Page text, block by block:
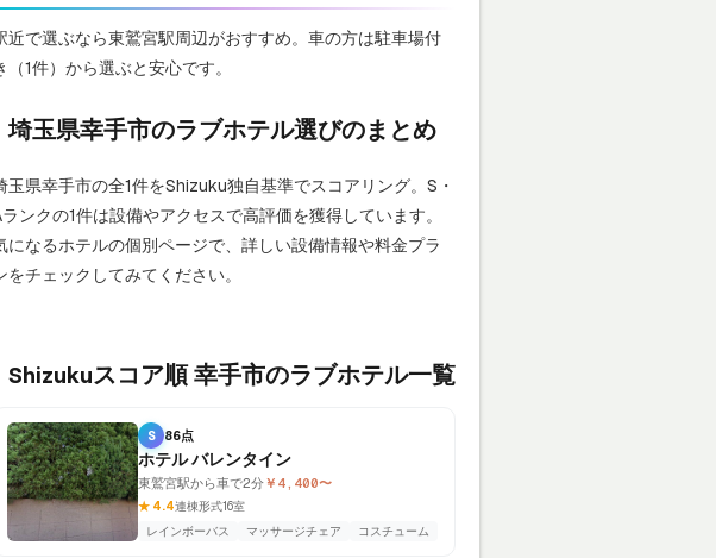
近で選ぶなら東鷲宮駅周辺がおすすめ。車の方は駐車場付
（1件）から選ぶと安心です。
埼玉県幸手市のラブホテル選びのまとめ
玉県幸手市の全1件をShizuku独自基準でスコアリング。S・
ンクの1件は設備やアクセスで高評価を獲得しています。
になるホテルの個別ページで、詳しい設備情報や料金プラ
をチェックしてみてください。
Shizukuスコア順 幸手市のラブホテル一覧
S 86点
ホテル バレンタイン
東鷲宮駅から車で2分￥4,400〜
★ 4.4連棟形式16室
レインボーバス
マッサージチェア コスチューム